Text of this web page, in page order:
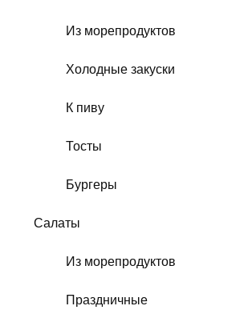
Из морепродуктов
Холодные закуски
К пиву
Тосты
Бургеры
Салаты
Из морепродуктов
Праздничные